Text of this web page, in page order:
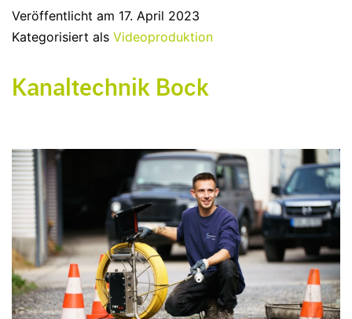
Veröffentlicht am 17. April 2023
Kategorisiert als Videoproduktion
Kanaltechnik Bock